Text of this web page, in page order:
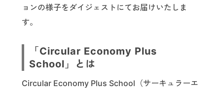
ョンの様子をダイジェストにてお届けいたしま
す。
「Circular Economy Plus
School」とは
Circular Economy Plus School（サーキュラーエ